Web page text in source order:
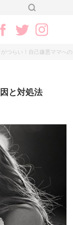
がつらい！自己嫌悪ママへ
と対処法